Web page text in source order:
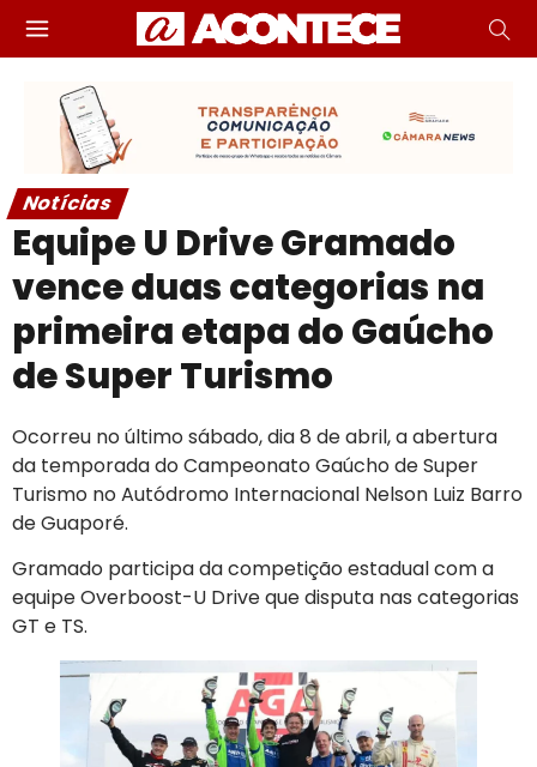
Notícias
Equipe U Drive Gramado
vence duas categorias na
primeira etapa do Gaúcho
de Super Turismo
Ocorreu no último sábado, dia 8 de abril, a abertura
da temporada do Campeonato Gaúcho de Super
Turismo no Autódromo Internacional Nelson Luiz Barro
de Guaporé.
Gramado participa da competição estadual com a
equipe Overboost-U Drive que disputa nas categorias
GT e TS.